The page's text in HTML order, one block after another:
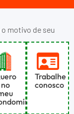
motivo de seu
no
Trabalhe
conosco